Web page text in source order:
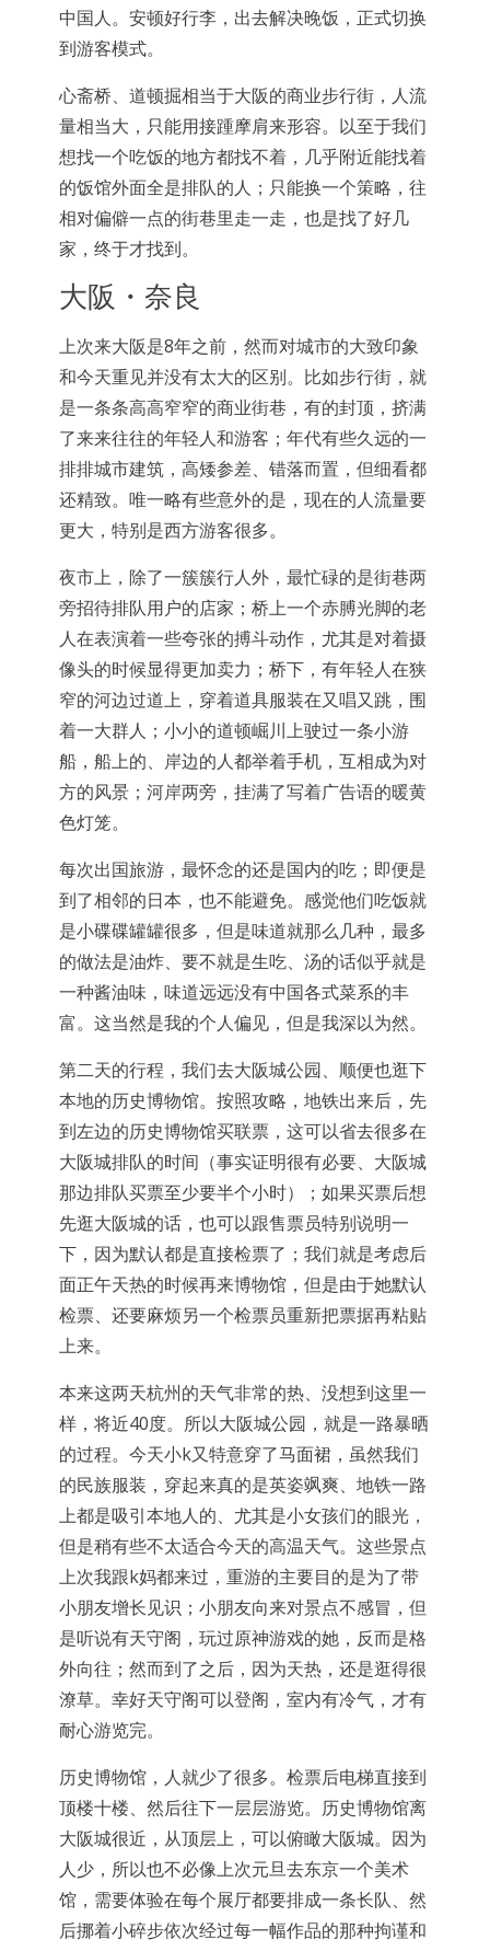
中国人。安顿好行李，出去解决晚饭，正式切换
到游客模式。
心斋桥、道顿掘相当于大阪的商业步行街，人流
量相当大，只能用接踵摩肩来形容。以至于我们
想找一个吃饭的地方都找不着，几乎附近能找着
的饭馆外面全是排队的人；只能换一个策略，往
相对偏僻一点的街巷里走一走，也是找了好几
家，终于才找到。
大阪・奈良
上次来大阪是8年之前，然而对城市的大致印象
和今天重见并没有太大的区别。比如步行街，就
是一条条高高窄窄的商业街巷，有的封顶，挤满
了来来往往的年轻人和游客；年代有些久远的一
排排城市建筑，高矮参差、错落而置，但细看都
还精致。唯一略有些意外的是，现在的人流量要
更大，特别是西方游客很多。
夜市上，除了一簇簇行人外，最忙碌的是街巷两
旁招待排队用户的店家；桥上一个赤膊光脚的老
人在表演着一些夸张的搏斗动作，尤其是对着摄
像头的时候显得更加卖力；桥下，有年轻人在狭
窄的河边过道上，穿着道具服装在又唱又跳，围
着一大群人；小小的道顿崛川上驶过一条小游
船，船上的、岸边的人都举着手机，互相成为对
方的风景；河岸两旁，挂满了写着广告语的暖黄
色灯笼。
每次出国旅游，最怀念的还是国内的吃；即便是
到了相邻的日本，也不能避免。感觉他们吃饭就
是小碟碟罐罐很多，但是味道就那么几种，最多
的做法是油炸、要不就是生吃、汤的话似乎就是
一种酱油味，味道远远没有中国各式菜系的丰
富。这当然是我的个人偏见，但是我深以为然。
第二天的行程，我们去大阪城公园、顺便也逛下
本地的历史博物馆。按照攻略，地铁出来后，先
到左边的历史博物馆买联票，这可以省去很多在
大阪城排队的时间（事实证明很有必要、大阪城
那边排队买票至少要半个小时）；如果买票后想
先逛大阪城的话，也可以跟售票员特别说明一
下，因为默认都是直接检票了；我们就是考虑后
面正午天热的时候再来博物馆，但是由于她默认
检票、还要麻烦另一个检票员重新把票据再粘贴
上来。
本来这两天杭州的天气非常的热、没想到这里一
样，将近40度。所以大阪城公园，就是一路暴晒
的过程。今天小k又特意穿了马面裙，虽然我们
的民族服装，穿起来真的是英姿飒爽、地铁一路
上都是吸引本地人的、尤其是小女孩们的眼光，
但是稍有些不太适合今天的高温天气。这些景点
上次我跟k妈都来过，重游的主要目的是为了带
小朋友增长见识；小朋友向来对景点不感冒，但
是听说有天守阁，玩过原神游戏的她，反而是格
外向往；然而到了之后，因为天热，还是逛得很
潦草。幸好天守阁可以登阁，室内有冷气，才有
耐心游览完。
历史博物馆，人就少了很多。检票后电梯直接到
顶楼十楼、然后往下一层层游览。历史博物馆离
大阪城很近，从顶层上，可以俯瞰大阪城。因为
人少，所以也不必像上次元旦去东京一个美术
馆，需要体验在每个展厅都要排成一条长队、然
后挪着小碎步依次经过每一幅作品的那种拘谨和